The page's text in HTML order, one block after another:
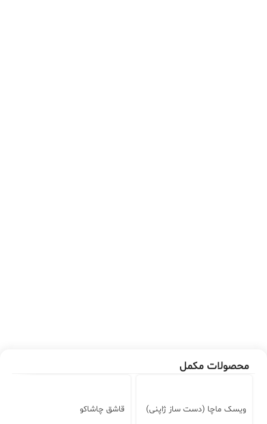
محصولات مکمل
ویسک ماچا (دست ساز ژاپنی) قاشق چاشاکو